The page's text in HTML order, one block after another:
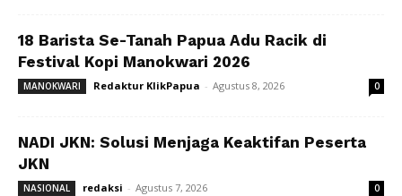
18 Barista Se-Tanah Papua Adu Racik di
Festival Kopi Manokwari 2026
MANOKWARI Redaktur KlikPapua - Agustus 8, 2026 0
NADI JKN: Solusi Menjaga Keaktifan Peserta
JKN
NASIONAL redaksi - Agustus 7, 2026 0